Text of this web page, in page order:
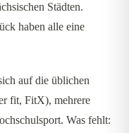
Städten.
haben alle eine
auf die üblichen
fit, FitX), mehrere
Was fehlt: